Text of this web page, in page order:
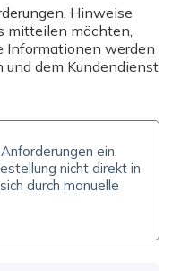
Hinweise
mitteilen möchten,
Informationen werden
und dem Kundendienst